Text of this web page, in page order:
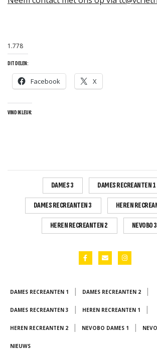
1.778
DIT DELEN:
Facebook X
VIND IK LEUK:
DAMES 3 DAMES RECREANTEN 1
DAMES RECREANTEN 3 HEREN
HEREN RECREANTEN 2 NEVOBO 3
DAMES RECREANTEN 1 | DAMES RECREANTEN 2 |
DAMES RECREANTEN 3 | HEREN RECREANTEN 1 |
HEREN RECREANTEN 2 | NEVOBO DAMES 1 |
NIEUWS